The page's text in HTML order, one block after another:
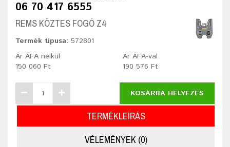
06 70 417 6555
REMS KÖZTES FOGÓ Z4
Termék típusa: 572801
Ár ÁFA nélkül
150 060 Ft
Ár ÁFA-val
190 576 Ft
KOSÁRBA HELYEZÉS
TERMÉKLEÍRÁS
VÉLEMÉNYEK (0)